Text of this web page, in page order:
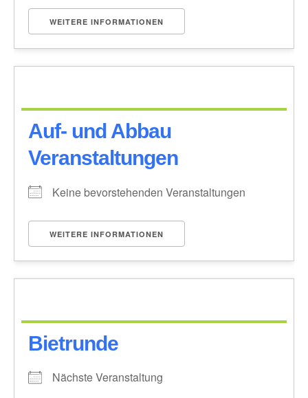
WEITERE INFORMATIONEN
Auf- und Abbau
Veranstaltungen
Keine bevorstehenden Veranstaltungen
WEITERE INFORMATIONEN
Bietrunde
Nächste Veranstaltung